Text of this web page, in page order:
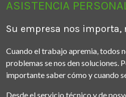
ASISTENCIA
Su empresa nos importa,
Cuando el trabajo apremia, todos
problemas se nos den soluciones.
importante saber cómo y cuando
Desde el servicio técnico y de